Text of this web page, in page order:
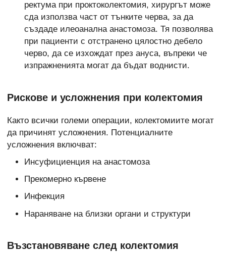
ректума при проктоколектомия, хирургът може
сда използва част от тънките черва, за да
създаде илеоанална анастомоза. Тя позволява
при пациенти с отстранено цялостно дебело
черво, да се изхождат през ануса, въпреки че
изпражненията могат да бъдат воднисти.
Рискове и усложнения при колектомия
Както всички големи операции, колектомиите могат
да причинят усложнения. Потенциалните
усложнения включват:
Инсуфициенция на анастомоза
Прекомерно кървене
Инфекция
Нараняване на близки органи и структури
Възстановяване след колектомия